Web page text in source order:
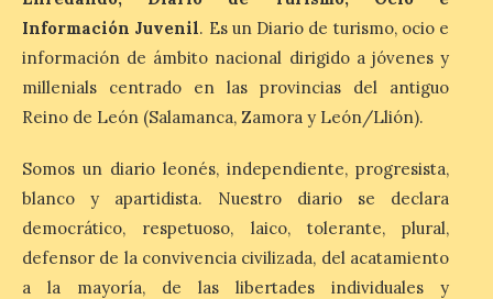
fuentes de La Granja ante
la escasez de agua
6 Ago 2026
espectáculos nocturnos
de la Fuente Baños de
Diana previstos para los
días 8, 15 y 22 de agosto,
así como al encendido extraordinario del
día 25. La reserva de agua en el estanque
«El Mar», […]
Información Juvenil. Es un Diario de turismo, ocio e
información de ámbito nacional dirigido a jóvenes y
millenials centrado en las provincias del antiguo
Reino de León (Salamanca, Zamora y León/Llión).
Somos un diario leonés, independiente, progresista,
blanco y apartidista. Nuestro diario se declara
democrático, respetuoso, laico, tolerante, plural,
defensor de la convivencia civilizada, del acatamiento
a la mayoría, de las libertades individuales y